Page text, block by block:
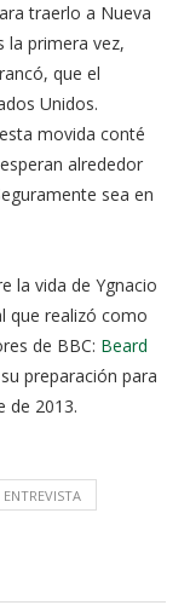
traerlo a Nueva
la primera vez,
que el
Unidos.
movida conté
alrededor
sea en
la vida de Ygnacio
que realizó como
de BBC: Beard
preparación para
de 2013.
ENTREVISTA